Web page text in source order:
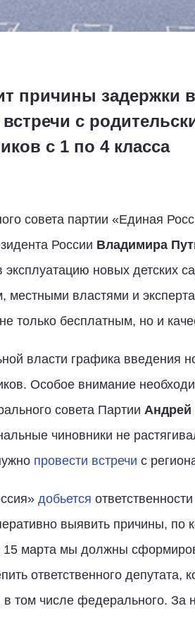
причины задержки
с
с 1 по 4 класса
совета партии «Единая
России Владимира
новых детских
местными властями и
только бесплатным, но и
власти графика введения
Особое внимание
совета Партии Андрей
чиновники не
провести встречи с
добьется
выявить причины, по
марта мы должны
ответственного
в том числе федерального.